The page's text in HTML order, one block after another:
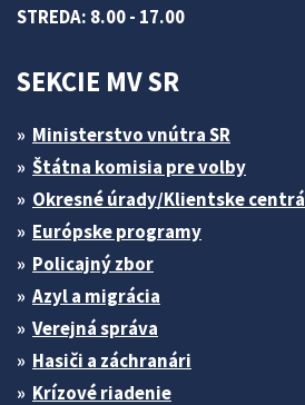
STREDA: 8.00 - 17.00
SEKCIE MV SR
Ministerstvo vnútra SR
Štátna komisia pre volby
Okresné úrady/Klientske centrá
Európske programy
Policajný zbor
Azyl a migrácia
Verejná správa
Hasiči a záchranári
Krízové riadenie